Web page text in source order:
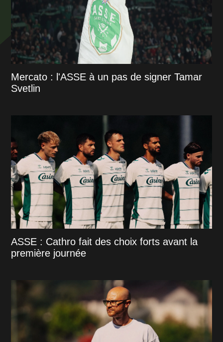
Mercato : l'ASSE à un pas de signer Tamar
Svetlin
ASSE : Cathro fait des choix forts avant la
première journée